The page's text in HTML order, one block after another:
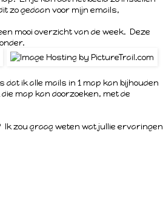
zo gedaan voor mijn emails,
mooi overzicht van de week. Deze
dat ik alle mails in 1 map kan bijhouden
map kan doorzoeken, met de
Ik zou graag weten wat jullie ervaringen